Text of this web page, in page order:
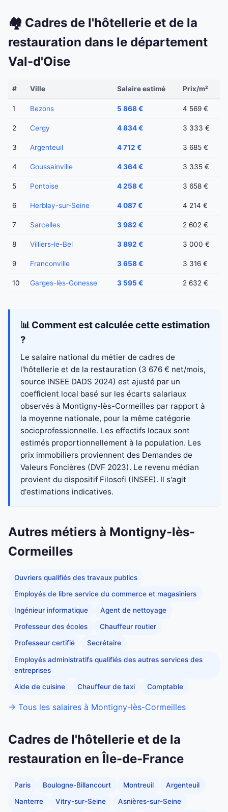
🏘️ Cadres de l'hôtellerie et de la
restauration dans le département
Val-d'Oise
# Ville Salaire estimé Prix/m²
1 Bezons 5 868 € 4 569 €
2 Cergy 4 834 € 3 333 €
3 Argenteuil 4 712 € 3 685 €
4 Goussainville 4 364 € 3 335 €
5 Pontoise 4 258 € 3 658 €
6 Herblay-sur-Seine 4 087 € 4 214 €
7 Sarcelles 3 982 € 2 602 €
8 Villiers-le-Bel 3 892 € 3 000 €
9 Franconville 3 658 € 3 316 €
10 Garges-lès-Gonesse 3 595 € 2 632 €
📊 Comment est calculée cette estimation
?
Le salaire national du métier de cadres de
l'hôtellerie et de la restauration (3 676 € net/mois,
source INSEE DADS 2024) est ajusté par un
coefficient local basé sur les écarts salariaux
observés à Montigny-lès-Cormeilles par rapport à
la moyenne nationale, pour la même catégorie
socioprofessionnelle. Les effectifs locaux sont
estimés proportionnellement à la population. Les
prix immobiliers proviennent des Demandes de
Valeurs Foncières (DVF 2023). Le revenu médian
provient du dispositif Filosofi (INSEE). Il s'agit
d'estimations indicatives.
Autres métiers à Montigny-lès-
Cormeilles
Ouvriers qualifiés des travaux publics
Employés de libre service du commerce et magasiniers
Ingénieur informatique Agent de nettoyage
Professeur des écoles Chauffeur routier
Professeur certifié Secrétaire
Employés administratifs qualifiés des autres services des
entreprises
Aide de cuisine Chauffeur de taxi Comptable
→ Tous les salaires à Montigny-lès-Cormeilles
Cadres de l'hôtellerie et de la
restauration en Île-de-France
Paris Boulogne-Billancourt Montreuil Argenteuil
Nanterre Vitry-sur-Seine Asnières-sur-Seine